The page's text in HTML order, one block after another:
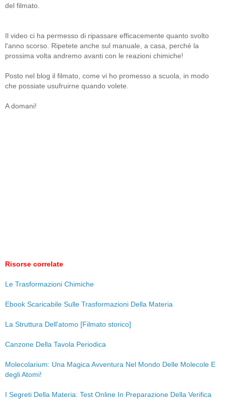
del filmato.
Il video ci ha permesso di ripassare efficacemente quanto svolto
l'anno scorso. Ripetete anche sul manuale, a casa, perché la
prossima volta andremo avanti con le reazioni chimiche!
Posto nel blog il filmato, come vi ho promesso a scuola, in modo
che possiate usufruirne quando volete.
A domani!
Risorse correlate
Le Trasformazioni Chimiche
Ebook Scaricabile Sulle Trasformazioni Della Materia
La Struttura Dell'atomo [Filmato storico]
Canzone Della Tavola Periodica
Molecolarium: Una Magica Avventura Nel Mondo Delle Molecole E
degli Atomi!
I Segreti Della Materia: Test Online In Preparazione Della Verifica